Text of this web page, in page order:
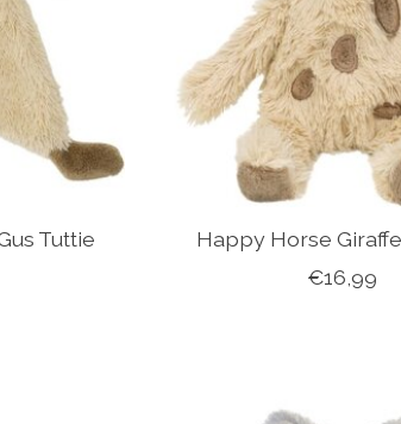
Tuttie
Happy Horse Giraffe
€16,99